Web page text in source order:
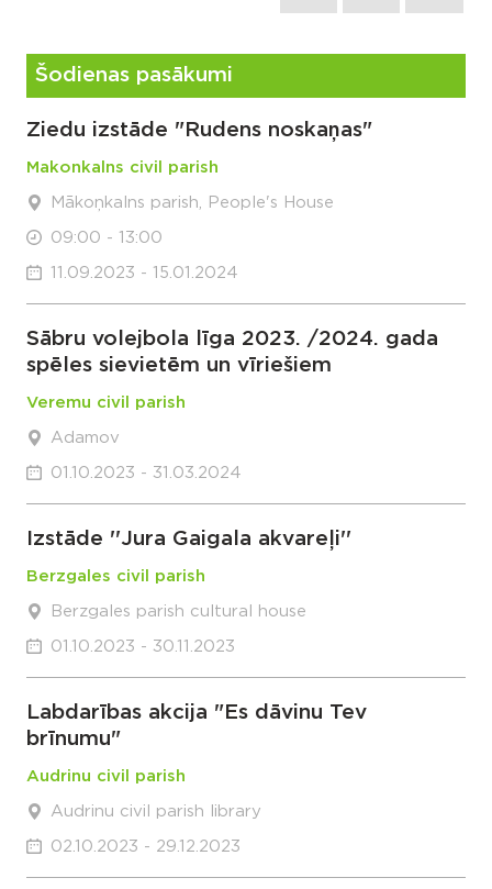
Šodienas pasākumi
Ziedu izstāde "Rudens noskaņas"
Makonkalns civil parish
Mākoņkalns parish, People's House
09:00 - 13:00
11.09.2023 - 15.01.2024
Sābru volejbola līga 2023. /2024. gada
spēles sievietēm un vīriešiem
Veremu civil parish
Adamov
01.10.2023 - 31.03.2024
Izstāde ''Jura Gaigala akvareļi''
Berzgales civil parish
Berzgales parish cultural house
01.10.2023 - 30.11.2023
Labdarības akcija "Es dāvinu Tev
brīnumu"
Audrinu civil parish
Audrinu civil parish library
02.10.2023 - 29.12.2023